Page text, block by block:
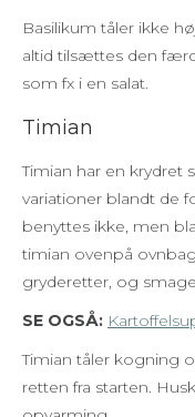
Basilikum tåler ikke
altid tilsættes den
som fx i en salat.
Timian
Timian har en krydret
variationer blandt de
benyttes ikke, men
timian ovenpå
gryderetter, og
SE OGSÅ:
Timian tåler kogning
retten fra starten.